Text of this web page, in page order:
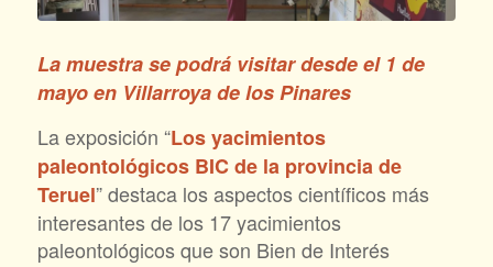
La muestra se podrá visitar desde el 1 de
mayo en Villarroya de los Pinares
La exposición “Los yacimientos
paleontológicos BIC de la provincia de
Teruel” destaca los aspectos científicos más
interesantes de los 17 yacimientos
paleontológicos que son Bien de Interés